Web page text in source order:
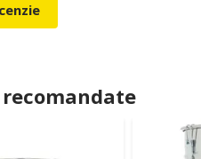
recomandate